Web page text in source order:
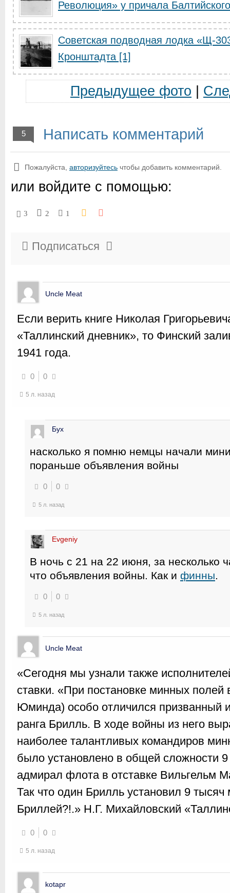
Революция» у причала
Советская подводная лодка «Щ-
Кронштадта [1]
Предыдущее фото
5 Написать комментарий
Пожалуйста, авторизуйтесь чтобы добавить комментарий.
или войдите с помощью:
3 2 1
Подписаться
Uncle Meat
Если верить книге Николая
«Таллинский дневник», то Финский
1941 года.
0 0
5 л. назад
Бух
насколько я помню немцы начали
пораньше объявления войны
0 0
5 л. назад
Evgeniy
В ночь с 21 на 22 июня, за несколько
что объявления войны. Как и финны.
0 0
5 л. назад
Uncle Meat
«Сегодня мы узнали также
ставки. «При постановке минных
Юминда) особо отличился призванный
ранга Брилль. В ходе войны из него
наиболее талантливых командиров
было установлено в общей сложности
адмирал флота в отставке Вильгельм
Так что один Брилль установил 9
Бриллей?!.» Н.Г. Михайловский
0 0
5 л. назад
kotapr